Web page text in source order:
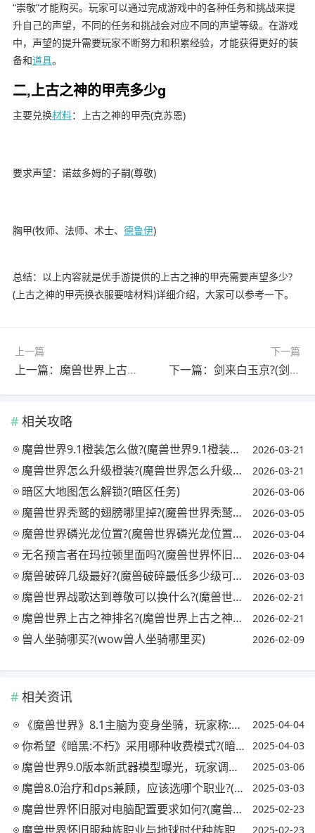
“崇敬”才能购买。玩家可以通过完成游戏中的各种任务和挑战来提
升自己的声望，不同的任务和挑战会对应不同的声望等级。在游戏
中，声望的提升需要玩家不断努力和积累经验，才能获得更好的装
备和道具。
二,上古之神的甲壳多少g
主要兑换材料：上古之神的甲壳(克苏恩)
要求声望：诺兹多姆的子嗣(尊敬)
胸甲(牧师、法师、术士、 德鲁伊)
总结：以上内容就是优手游提供的上古之神的甲壳需要声望多少?
(上古之神的甲壳换衣服要啥材料)详细介绍，大家可以参考一下。
上一篇
上一篇：魔兽世界上古之神排名?(魔兽世界上古之神排名前十)
下一篇
下一篇：剑来白玉京?(剑来白玉京大掌教是谁)
相关攻略
魔兽世界9.1橙装怎么做?(魔兽世界9.1橙装怎么获得) 2026-03-21
魔兽世界怎么升级橙装?(魔兽世界怎么升级橙装属性) 2026-03-21
暗区大地图怎么解锁?(暗区任务) 2026-03-06
魔兽世界秃鹫的翅膀哪里掉?(魔兽世界秃鹫的翅膀有什么用) 2026-03-05
魔兽世界磷光龙位置?(魔兽世界磷光龙位置在哪) 2026-03-04
无名预言者在玛拉顿里面吗?(魔兽世界怀旧服无名预言者在哪) 2026-03-04
魔兽破碎几级最好?(魔兽破碎最低多少级可以进) 2026-03-03
魔兽世界战歌达到尊敬可以换什么?(魔兽世界战歌达到尊敬可以换什么技能) 2026-02-21
魔兽世界上古之神排名?(魔兽世界上古之神排名前十) 2026-02-21
兽人坐骑哪买?(wow兽人坐骑哪里买) 2026-02-09
相关资讯
《魔兽世界》8.1主脑为变身坐骑，玩家称:速度最快的章鱼坐骑，具体有多快? 2025-04-04
你希望《暗黑:不朽》采用哪种收费模式?(暗黑破坏神:不朽收费模式) 2025-04-03
魔兽世界9.0版本新武器模型曝光，玩家调侃:暴雪美工终于再次上线了，如何评价? 2025-03-06
魔兽8.0治疗和dps兼顾，应该选哪个职业?(魔兽世界8.3治疗职业哪个好) 2025-03-03
魔兽世界怀旧服对电脑配置要求如何?(魔兽世界怀旧服电脑配置要求高吗) 2025-02-23
2025-02-23